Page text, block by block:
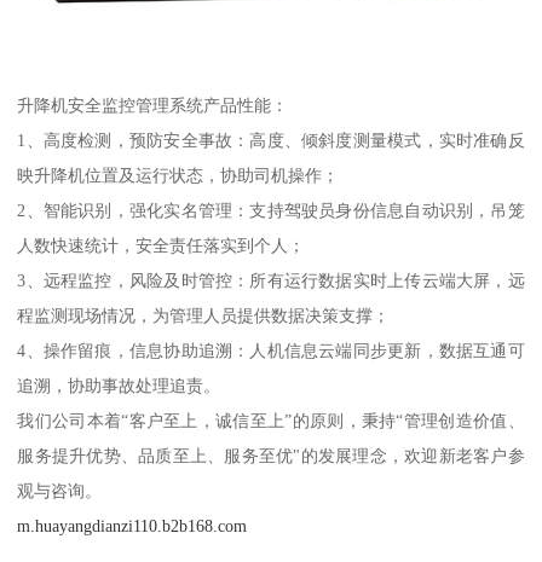
升降机安全监控管理系统产品性能：
1、高度检测，预防安全事故：高度、倾斜度测量模式，实时准确反
映升降机位置及运行状态，协助司机操作；
2、智能识别，强化实名管理：支持驾驶员身份信息自动识别，吊笼
人数快速统计，安全责任落实到个人；
3、远程监控，风险及时管控：所有运行数据实时上传云端大屏，远
程监测现场情况，为管理人员提供数据决策支撑；
4、操作留痕，信息协助追溯：人机信息云端同步更新，数据互通可
追溯，协助事故处理追责。
我们公司本着“客户至上，诚信至上”的原则，秉持“管理创造价值、
服务提升优势、品质至上、服务至优"的发展理念，欢迎新老客户参
观与咨询。
m.huayangdianzi110.b2b168.com